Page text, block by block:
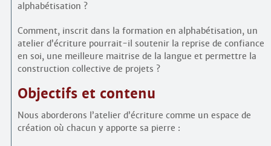
alphabétisation ?
Comment, inscrit dans la formation en alphabétisation, un
atelier d’écriture pourrait-il soutenir la reprise de confiance
en soi, une meilleure maitrise de la langue et permettre la
construction collective de projets ?
Objectifs et contenu
Nous aborderons l’atelier d’écriture comme un espace de
création où chacun y apporte sa pierre :